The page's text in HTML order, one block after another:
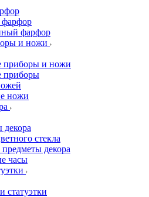
фарфор
фарфор
и ножи
приборы и ножи
приборы
ножи
стекла
декора
часы
статуэтки